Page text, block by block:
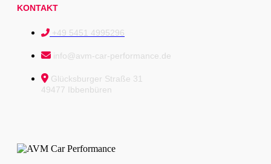
KONTAKT
+49 5451 4995296
info@avm-car-performance.de
Glücksburger Straße 31
49477 Ibbenbüren